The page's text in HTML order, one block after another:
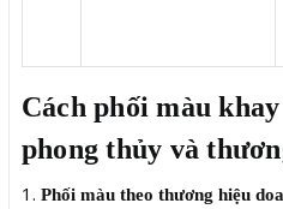
Cách phối màu
phong thủy và
Phối màu theo thương hiệu